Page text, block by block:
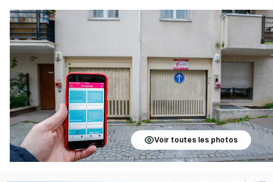
Voir toutes les photos